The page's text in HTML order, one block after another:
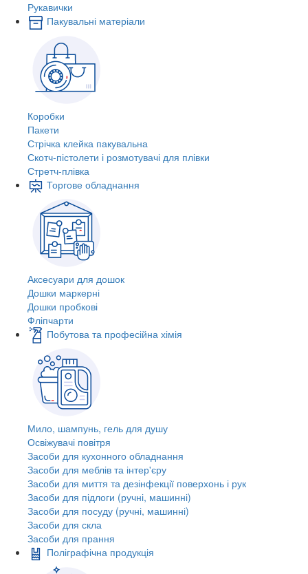
Рукавички
Пакувальні матеріали
Коробки
Пакети
Стрічка клейка пакувальна
Скотч-пістолети і розмотувачі для плівки
Стретч-плівка
Торгове обладнання
Аксесуари для дошок
Дошки маркерні
Дошки пробкові
Фліпчарти
Побутова та професійна хімія
Мило, шампунь, гель для душу
Освіжувачі повітря
Засоби для кухонного обладнання
Засоби для меблів та інтер'єру
Засоби для миття та дезінфекції поверхонь і рук
Засоби для підлоги (ручні, машинні)
Засоби для посуду (ручні, машинні)
Засоби для скла
Засоби для прання
Поліграфічна продукція